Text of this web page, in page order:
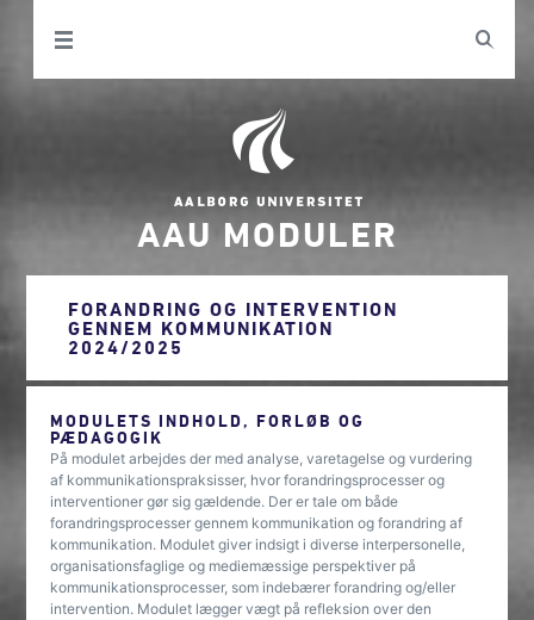
AAU MODULER
FORANDRING OG INTERVENTION
GENNEM KOMMUNIKATION
2024/2025
MODULETS INDHOLD, FORLØB OG
PÆDAGOGIK
På modulet arbejdes der med analyse, varetagelse og vurdering
af kommunikationspraksisser, hvor forandringsprocesser og
interventioner gør sig gældende. Der er tale om både
forandringsprocesser gennem kommunikation og forandring af
kommunikation. Modulet giver indsigt i diverse interpersonelle,
organisationsfaglige og mediemæssige perspektiver på
kommunikationsprocesser, som indebærer forandring og/eller
intervention. Modulet lægger vægt på refleksion over den